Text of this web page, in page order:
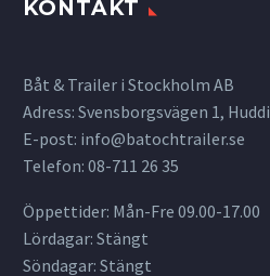
KONTAKT
Båt & Trailer i Stockholm AB
Adress: Svensborgsvägen 1,
E-post: info@batochtrailer.se
Telefon: 08-711 26 35
Öppettider: Mån-Fre 09.00-17.00
Lördagar: Stängt
Söndagar: Stängt